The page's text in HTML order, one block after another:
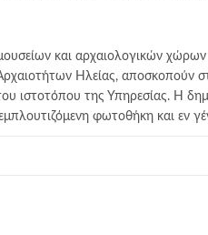
και αρχαιολογικών
Ηλείας, αποσκοπούν
ιστοτόπου της Υπηρεσίας. Η
φωτοθήκη και εν